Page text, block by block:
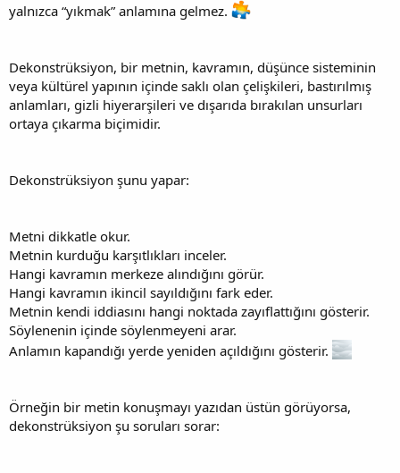
yalnızca “yıkmak” anlamına gelmez.
Dekonstrüksiyon, bir metnin, kavramın, düşünce sisteminin
veya kültürel yapının içinde saklı olan çelişkileri, bastırılmış
anlamları, gizli hiyerarşileri ve dışarıda bırakılan unsurları
ortaya çıkarma biçimidir.
Dekonstrüksiyon şunu yapar:
Metni dikkatle okur.
Metnin kurduğu karşıtlıkları inceler.
Hangi kavramın merkeze alındığını görür.
Hangi kavramın ikincil sayıldığını fark eder.
Metnin kendi iddiasını hangi noktada zayıflattığını gösterir.
Söylenenin içinde söylenmeyeni arar.
Anlamın kapandığı yerde yeniden açıldığını gösterir.
Örneğin bir metin konuşmayı yazıdan üstün görüyorsa,
dekonstrüksiyon şu soruları sorar: